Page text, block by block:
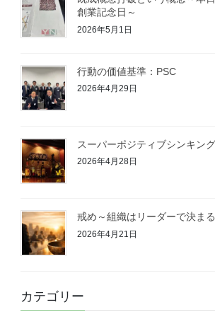
創業記念日～
2026年5月1日
行動の価値基準：PSC
2026年4月29日
スーパーポジティブシンキング
2026年4月28日
戒め～組織はリーダーで決ま
2026年4月21日
カテゴリー